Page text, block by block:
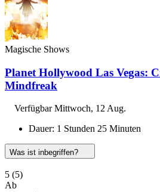
Magische Shows
Planet Hollywood Las Vegas:
Mindfreak
VerfügbarMittwoch, 12 Aug.
Dauer: 1 Stunden 25 Minuten
Was ist inbegriffen?
5 (5)
Ab